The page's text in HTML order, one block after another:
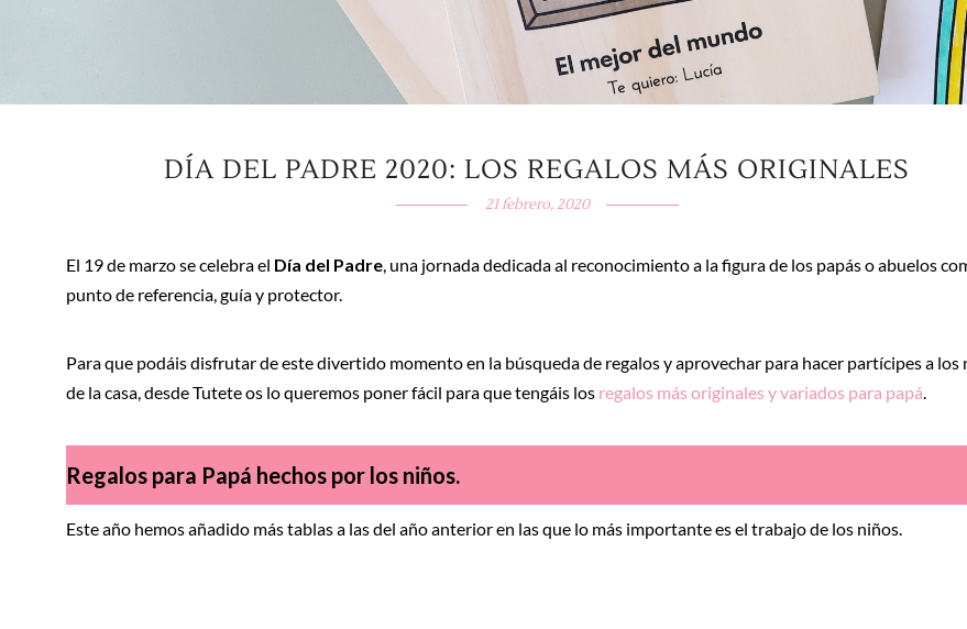
DÍA DEL PADRE 2020: LOS REGALOS MÁS ORIGINALES
21 febrero, 2020
El 19 de marzo se celebra el Día del Padre, una jornada dedicada al reconocimiento a la figura de los papás o abuelos
punto de referencia, guía y protector.
Para que podáis disfrutar de este divertido momento en la búsqueda de regalos y aprovechar para hacer partícipes a los
de la casa, desde Tutete os lo queremos poner fácil para que tengáis los regalos más originales y variados para papá.
Regalos para Papá hechos por los niños.
Este año hemos añadido más tablas a las del año anterior en las que lo más importante es el trabajo de los niños.